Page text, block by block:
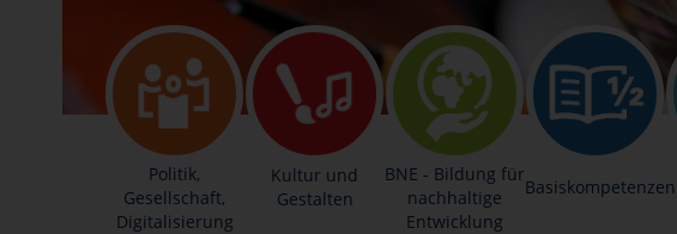
Politik,
Gesellschaft,
Digitalisierung
Kultur und
Gestalten
BNE - Bildung für
nachhaltige
Entwicklung
Basiskompetenzen